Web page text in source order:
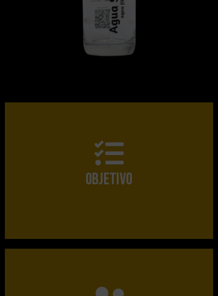
OBJETIVO
Apoyar a dar visibilidad al talento de los jóvenes
diseñadores valencianos.